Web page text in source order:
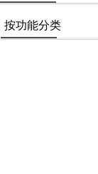
按功能分类